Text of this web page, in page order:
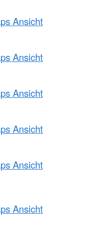
Ansicht
Ansicht
Ansicht
Ansicht
Ansicht
Ansicht